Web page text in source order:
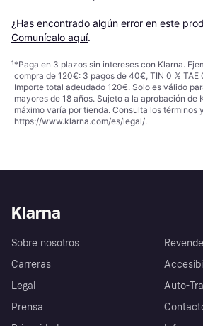
¿Has encontrado algún error en este
Comunícalo aquí.
¹*Paga en 3 plazos sin intereses con Klarna.
compra de 120€: 3 pagos de 40€, TIN 0 % TAE
Importe total adeudado 120€. Solo es válido
mayores de 18 años. Sujeto a la aprobación de
máximo varía por tienda. Consulta los términos
https://www.klarna.com/es/legal/.
Klarna
Sobre nosotros
Carreras
Legal
Prensa
Auto-